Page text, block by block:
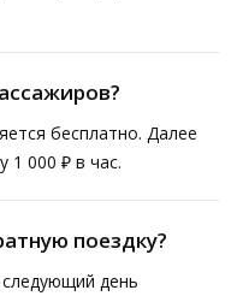
бесплатно. Далее
1 000 ₽ в час.
поездку?
день